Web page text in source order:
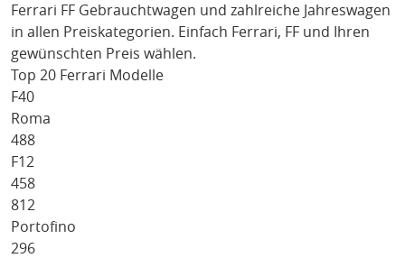
Ferrari FF Gebrauchtwagen und zahlreiche Jahreswagen
in allen Preiskategorien. Einfach Ferrari, FF und Ihren
gewünschten Preis wählen.
Top 20 Ferrari Modelle
F40
Roma
488
F12
458
812
Portofino
296